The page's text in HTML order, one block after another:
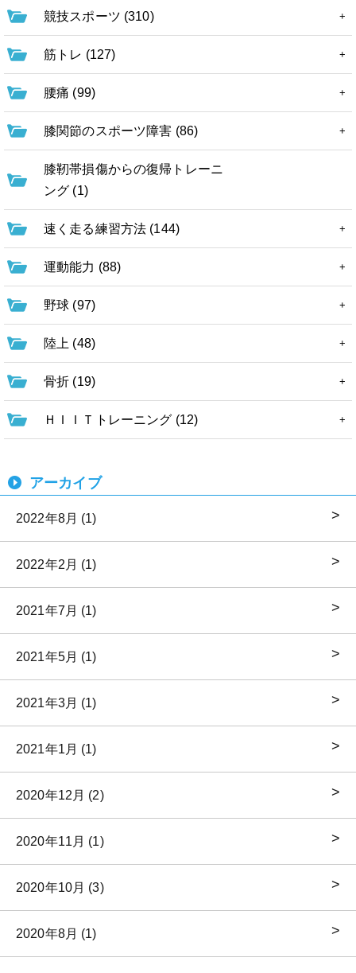
競技スポーツ (310)
筋トレ (127)
腰痛 (99)
膝関節のスポーツ障害 (86)
膝靭帯損傷からの復帰トレーニ
ング (1)
速く走る練習方法 (144)
運動能力 (88)
野球 (97)
陸上 (48)
骨折 (19)
ＨＩＩＴトレーニング (12)
アーカイブ
2022年8月 (1)
2022年2月 (1)
2021年7月 (1)
2021年5月 (1)
2021年3月 (1)
2021年1月 (1)
2020年12月 (2)
2020年11月 (1)
2020年10月 (3)
2020年8月 (1)